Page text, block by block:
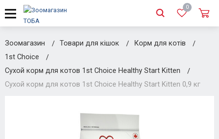
0
Зоомагазин Товари для кішок
Корм для котів
1st Choice
Сухой корм для котов 1st Choice Healthy Start Kitten
Сухой корм для котов 1st Choice Healthy Start Kitten 0,9 кг